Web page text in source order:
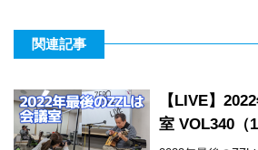
関連記事
【LIVE】
室 VOL340（